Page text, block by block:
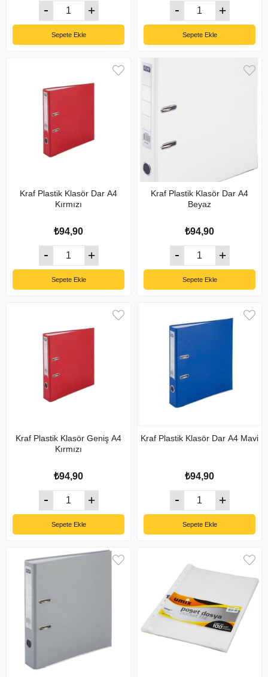
Sepete Ekle Sepete Ekle
Kraf Plastik Klasör Dar A4
Kırmızı
₺94,90
Sepete Ekle
Kraf Plastik Klasör Dar A4
Beyaz
₺94,90
Sepete Ekle
Kraf Plastik Klasör Geniş A4
Kırmızı
₺94,90
Sepete Ekle
Kraf Plastik Klasör Dar A4 Mavi
₺94,90
Sepete Ekle